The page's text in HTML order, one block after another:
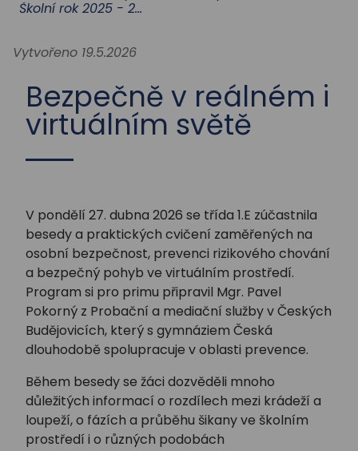
Školní rok 2025 - 2026
Vytvořeno 19.5.2026
Bezpečně v reálném i
virtuálním světě
V pondělí 27. dubna 2026 se třída 1.E zúčastnila
besedy a praktických cvičení zaměřených na
osobní bezpečnost, prevenci rizikového chování
a bezpečný pohyb ve virtuálním prostředí.
Program si pro primu připravil Mgr. Pavel
Pokorný z Probační a mediační služby v Českých
Budějovicích, který s gymnáziem Česká
dlouhodobě spolupracuje v oblasti prevence.
Během besedy se žáci dozvěděli mnoho
důležitých informací o rozdílech mezi krádeží a
loupeží, o fázích a průběhu šikany ve školním
prostředí i o různých podobách